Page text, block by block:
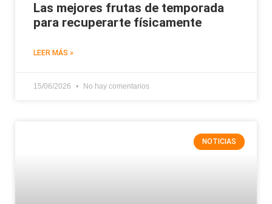
Las mejores frutas de temporada
para recuperarte físicamente
LEER MÁS »
15/06/2026 No hay comentarios
NOTICIAS